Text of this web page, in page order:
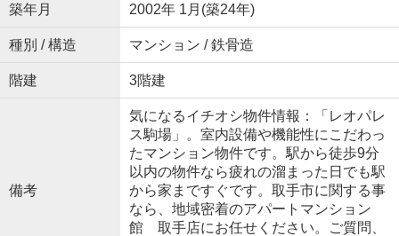
築年月 2002年 1月(築24年)
種別 / 構造 マンション / 鉄骨造
階建 3階建
備考
気になるイチオシ物件情報：「レオパレ
ス駒場」。室内設備や機能性にこだわっ
たマンション物件です。駅から徒歩9分
以内の物件なら疲れの溜まった日でも駅
から家まですぐです。取手市に関する事
なら、地域密着のアパートマンション
館 取手店にお任せください。ご質問、